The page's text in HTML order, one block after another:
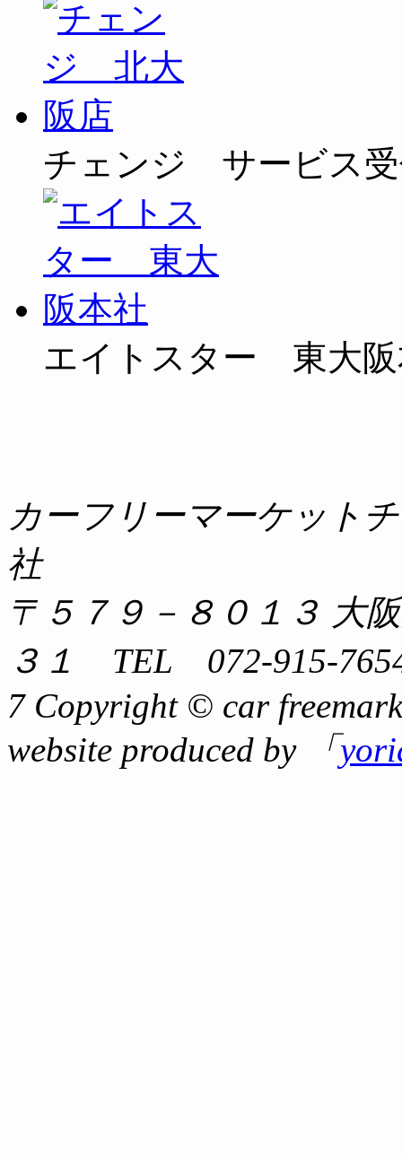
チェンジ サービス
エイトスター 東大阪
カーフリーマーケット
社
〒５７９－８０１３ 大
３１ TEL 072-915-
7 Copyright © car
website produced by 「